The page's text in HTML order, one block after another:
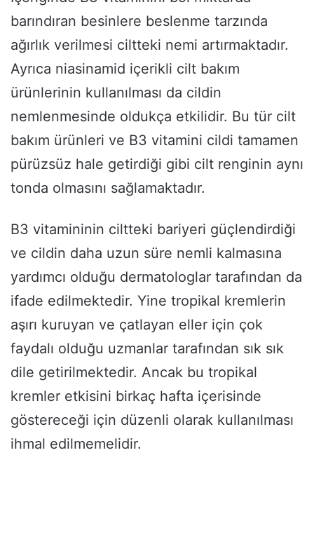
barındıran besinlere beslenme tarzında
ağırlık verilmesi ciltteki nemi artırmaktadır.
Ayrıca niasinamid içerikli cilt bakım
ürünlerinin kullanılması da cildin
nemlenmesinde oldukça etkilidir. Bu tür cilt
bakım ürünleri ve B3 vitamini cildi tamamen
pürüzsüz hale getirdiği gibi cilt renginin aynı
tonda olmasını sağlamaktadır.
B3 vitamininin ciltteki bariyeri güçlendirdiği
ve cildin daha uzun süre nemli kalmasına
yardımcı olduğu dermatologlar tarafından da
ifade edilmektedir. Yine tropikal kremlerin
aşırı kuruyan ve çatlayan eller için çok
faydalı olduğu uzmanlar tarafından sık sık
dile getirilmektedir. Ancak bu tropikal
kremler etkisini birkaç hafta içerisinde
göstereceği için düzenli olarak kullanılması
ihmal edilmemelidir.